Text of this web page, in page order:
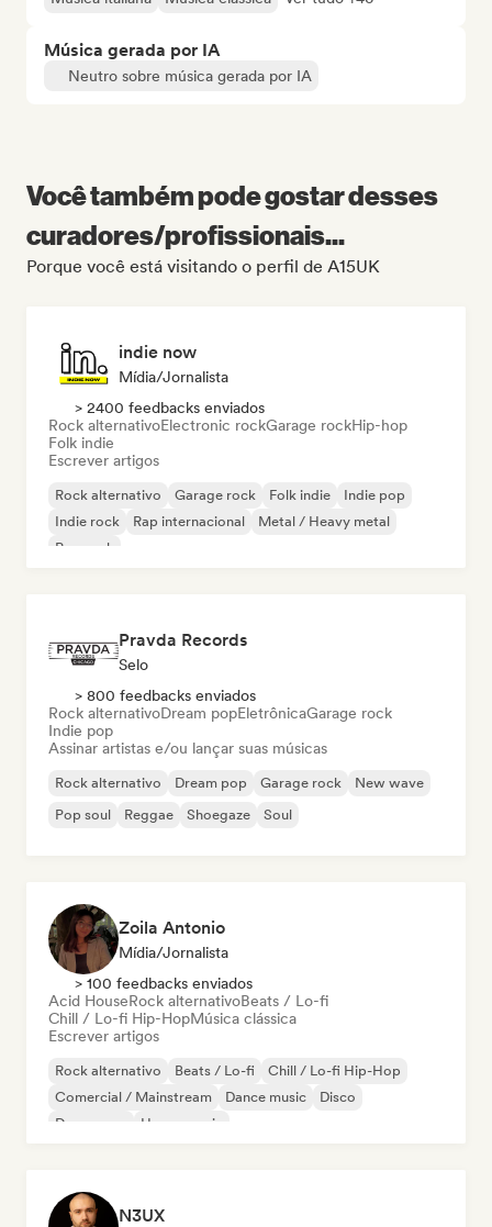
Música gerada por IA
Neutro sobre música gerada por IA
Você também pode gostar desses
curadores/profissionais...
Porque você está visitando o perfil de A15UK
indie now
Mídia/Jornalista
> 2400 feedbacks enviados
Rock alternativoElectronic rockGarage rockHip-hop
Folk indie
Escrever artigos
Rock alternativo Garage rock Folk indie
Indie pop
Indie rock
Rap internacional
Metal / Heavy metal
Pop rock
Pravda Records
Selo
> 800 feedbacks enviados
Rock alternativoDream popEletrônicaGarage rock
Indie pop
Assinar artistas e/ou lançar suas músicas
Rock alternativo Dream pop Garage rock
New wave
Pop soul
Reggae Shoegaze Soul
Zoila Antonio
Mídia/Jornalista
> 100 feedbacks enviados
Acid HouseRock alternativoBeats / Lo-fi
Chill / Lo-fi Hip-HopMúsica clássica
Escrever artigos
Rock alternativo Beats / Lo-fi
Chill / Lo-fi Hip-Hop
Comercial / Mainstream
Dance music
Disco
Dream pop
House music
N3UX